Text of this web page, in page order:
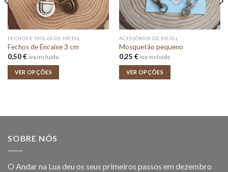
FECHOS E MOLAS DE METAL
Fechos de Encaixe 3 cm
0,50€ iva incluído
VER OPÇÕES
ACESSÓRIOS DE METAL
Mosquetão pequeno
0,25 € iva incluído
VER OPÇÕES
SOBRE NÓS
O Andar na Lua deu os seus primeiros passos em dezembro